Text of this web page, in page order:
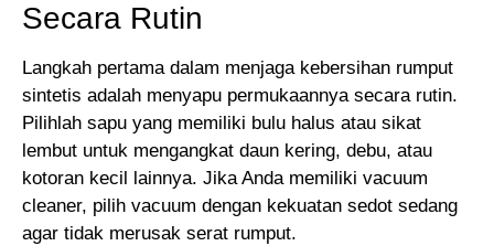
Secara Rutin
Langkah pertama dalam menjaga kebersihan rumput
sintetis adalah menyapu permukaannya secara rutin.
Pilihlah sapu yang memiliki bulu halus atau sikat
lembut untuk mengangkat daun kering, debu, atau
kotoran kecil lainnya. Jika Anda memiliki vacuum
cleaner, pilih vacuum dengan kekuatan sedot sedang
agar tidak merusak serat rumput.